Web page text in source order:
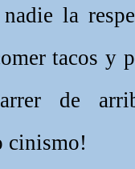
la
tacos y
de
cinismo!